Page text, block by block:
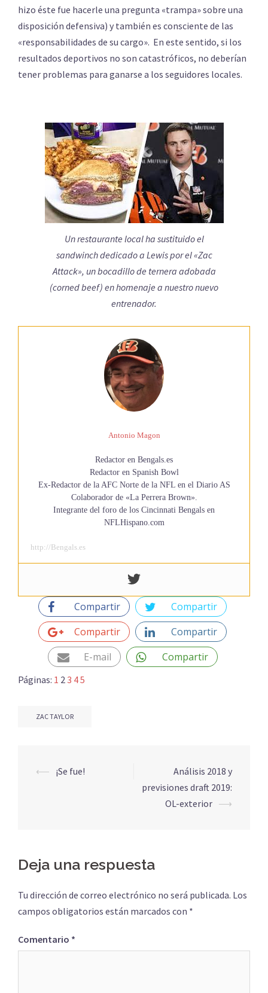
hizo éste fue hacerle una pregunta «trampa» sobre una
disposición defensiva) y también es consciente de las
«responsabilidades de su cargo». En este sentido, si los
resultados deportivos no son catastróficos, no deberían
tener problemas para ganarse a los seguidores locales.
Un restaurante local ha sustituido el
sandwinch dedicado a Lewis por el «Zac
Attack», un bocadillo de ternera adobada
(corned beef) en homenaje a nuestro nuevo
entrenador.
Antonio Magon
Redactor en Bengals.es
Redactor en Spanish Bowl
Ex-Redactor de la AFC Norte de la NFL en el Diario AS
Colaborador de «La Perrera Brown».
Integrante del foro de los Cincinnati Bengals en
NFLHispano.com
http://Bengals.es
Compartir
Compartir
Compartir
Compartir
E-mail
Compartir
Páginas: 1 2 3 45
ZAC TAYLOR
Navegación
⟵ ¡Se fue!
Análisis 2018 y
previsiones draft 2019:
OL-exterior ⟶
Deja una respuesta
Tu dirección de correo electrónico no será publicada. Los
campos obligatorios están marcados con *
Comentario *